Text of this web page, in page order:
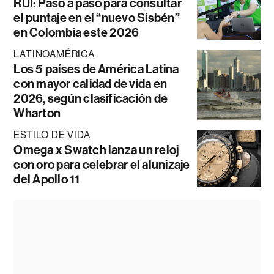
el puntaje en el “nuevo Sisbén”
en Colombia este 2026
LATINOAMÉRICA
Los 5 países de América Latina
con mayor calidad de vida en
2026, según clasificación de
Wharton
ESTILO DE VIDA
Omega x Swatch lanza un reloj
con oro para celebrar el alunizaje
del Apollo 11